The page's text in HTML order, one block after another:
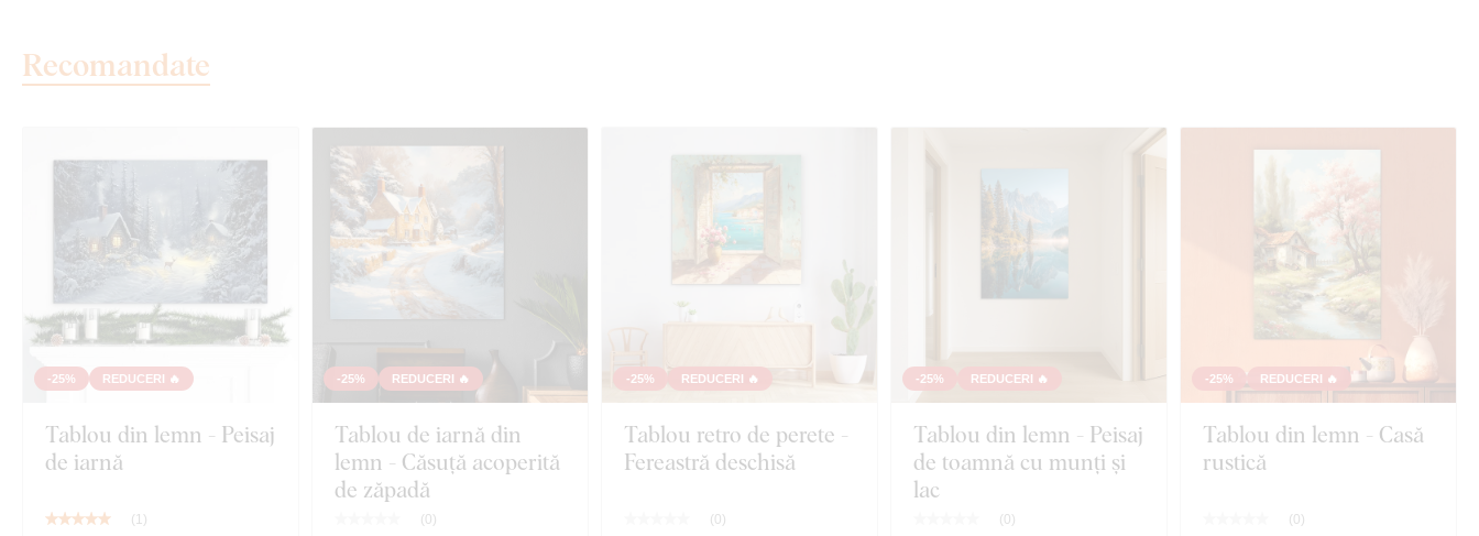
Recomandate
-25% REDUCERI 🔥
Tablou din lemn - Peisaj
de iarnă
(1)
-25% REDUCERI 🔥
Tablou de iarnă din
lemn - Căsuță acoperită
de zăpadă
( 0)
-25% REDUCERI 🔥
Tablou retro de perete -
Fereastră deschisă
( 0)
-25% REDUCERI 🔥
Tablou din lemn - Peisaj
de toamnă cu munți și
lac
( 0)
-25% REDUCERI 🔥
Tablou din lemn - Casă
rustică
( 0)